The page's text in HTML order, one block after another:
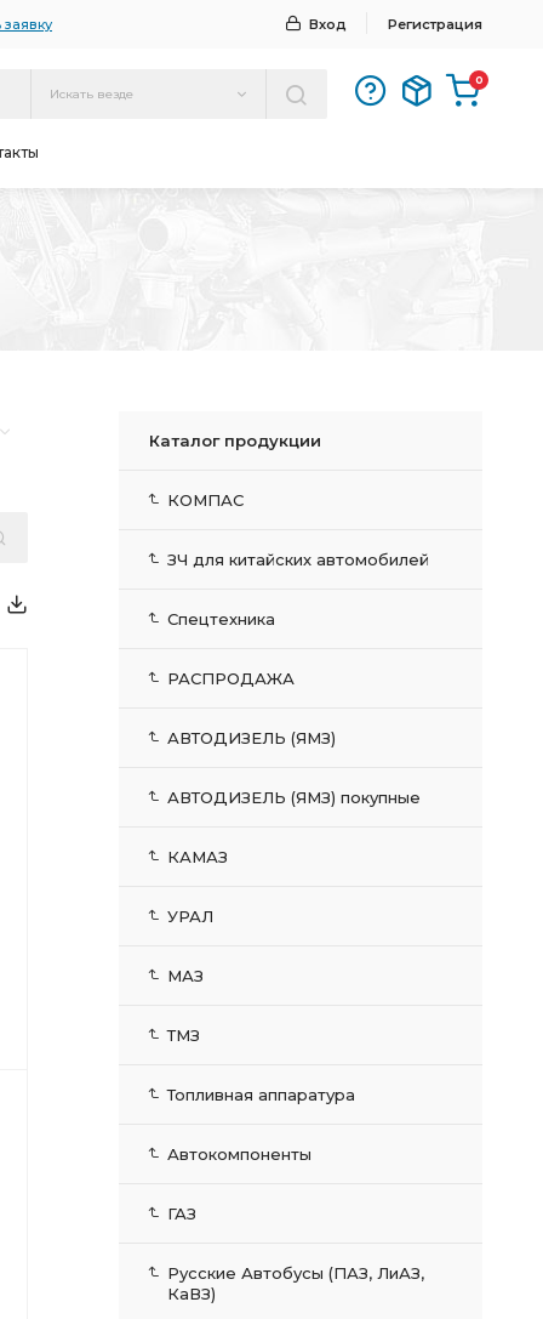
Вход Регистрация
Искать везде
0
Каталог продукции
КОМПАС
ЗЧ для китайских автомобилей
Спецтехника
РАСПРОДАЖА
АВТОДИЗЕЛЬ (ЯМЗ)
АВТОДИЗЕЛЬ (ЯМЗ) покупные
КАМАЗ
УРАЛ
МАЗ
ТМЗ
Топливная аппаратура
Автокомпоненты
ГАЗ
Русские Автобусы (ПАЗ, ЛиАЗ,
КаВЗ)